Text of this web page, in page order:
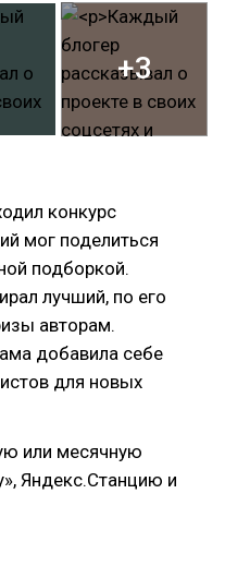
+3
конкурс
мог поделиться
подборкой.
лучший, по его
авторам.
добавила себе
для новых
или месячную
Яндекс.Станцию и